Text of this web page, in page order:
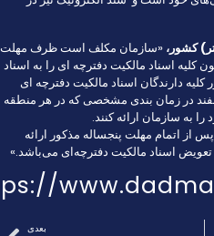
«سازمان مکلف است ظرف مهلت
کلیه اسناد مالکیت دفترچه ای را به اسناد
کلیه دارندگان اسناد مالکیت دفترچه ای
در زمان بندی مشخصی که در هر منطقه
به سازمان ارائه کنند.
از اتمام مهلت پنجساله مذکور ارائه
اسناد مالکیت دفترچه‌ای می‌باشد.»
بعدی